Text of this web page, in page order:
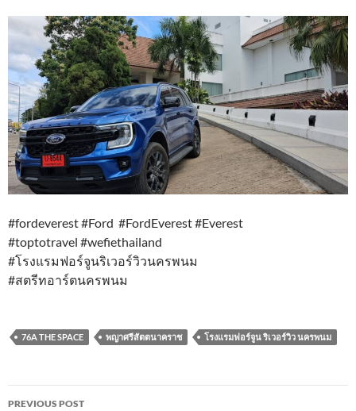
#fordeverest #Ford #FordEverest #Everest
#toptotravel #wefiethailand
#โรงแรมฟอร์จูนริเวอร์วิวนครพนม
#สตรีทอาร์ตนครพนม
76A THE SPACE พญาศรีสัตตนาคราช โรงแรมฟอร์จูน ริเวอร์วิว นครพนม
Post
PREVIOUS POST